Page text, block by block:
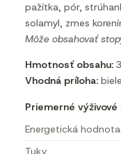
pažítka, pór,
solamyl, zmes
Môže obsahovať
Hmotnosť obsahu:
Vhodná príloha:
Priemerné
Energetická hodnota
Tuky